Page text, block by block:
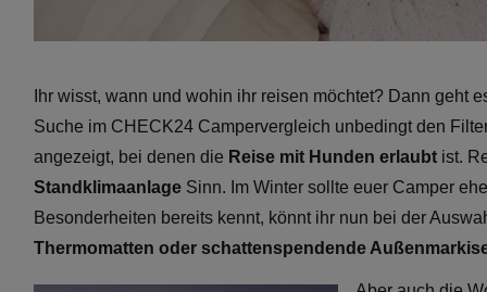
Ihr wisst, wann und wohin ihr reisen möchtet? Dann geht
Suche im CHECK24 Campervergleich unbedingt den
angezeigt, bei denen die Reise mit Hunden erlaubt ist.
Standklimaanlage Sinn. Im Winter sollte euer Camper
Besonderheiten bereits kennt, könnt ihr nun bei der
Thermomatten oder schattenspendende